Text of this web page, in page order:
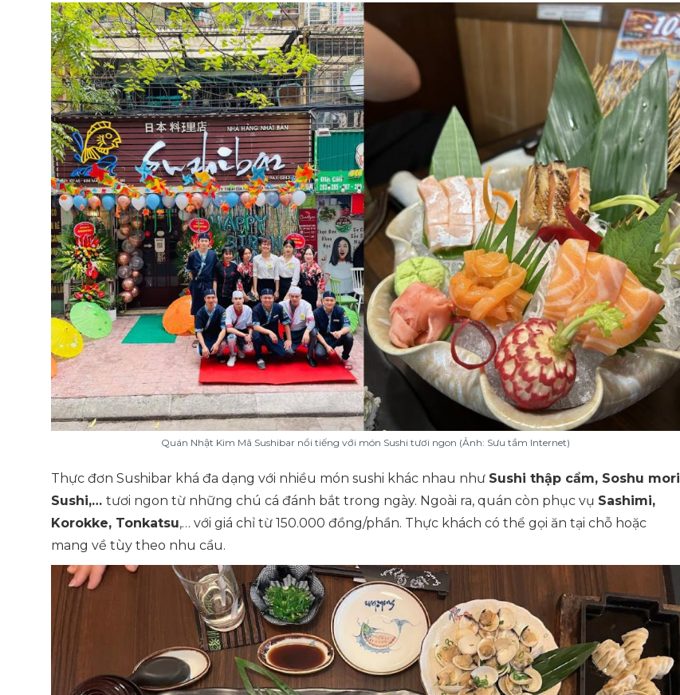
Quán Nhật Kim Mã Sushibar nổi tiếng với món Sushi tươi ngon (Ảnh: Sưu tầm Internet)
Thực đơn Sushibar khá đa dạng với nhiều món sushi khác nhau như Sushi thập cẩm, Soshu mori
Sushi,… tươi ngon từ những chú cá đánh bắt trong ngày. Ngoài ra, quán còn phục vụ Sashimi,
Korokke, Tonkatsu,… với giá chỉ từ 150.000 đồng/phần. Thực khách có thể gọi ăn tại chỗ hoặc
mang về tùy theo nhu cầu.